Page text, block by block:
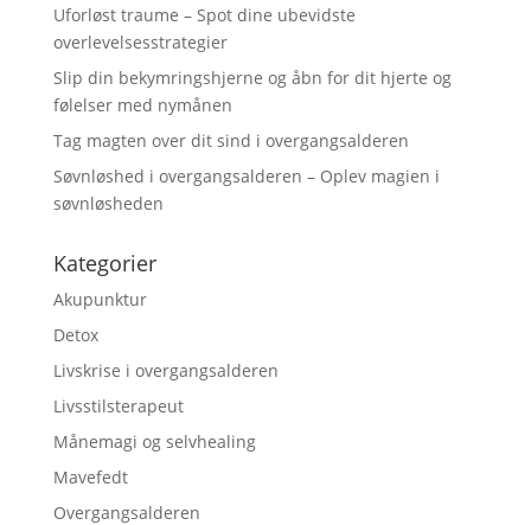
Uforløst traume – Spot dine ubevidste
overlevelsesstrategier
Slip din bekymringshjerne og åbn for dit hjerte og
følelser med nymånen
Tag magten over dit sind i overgangsalderen
Søvnløshed i overgangsalderen – Oplev magien i
søvnløsheden
Kategorier
Akupunktur
Detox
Livskrise i overgangsalderen
Livsstilsterapeut
Månemagi og selvhealing
Mavefedt
Overgangsalderen